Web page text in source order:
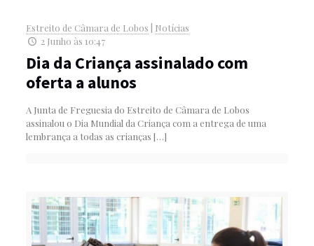
Estreito de Câmara de Lobos
Notícias
2 Junho às 10:47
Dia da Criança assinalado com
oferta a alunos
A Junta de Freguesia do Estreito de Câmara de Lobos
assinalou o Dia Mundial da Criança com a entrega de uma
lembrança a todas as crianças […]